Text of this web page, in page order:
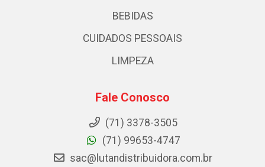
BEBIDAS
CUIDADOS PESSOAIS
LIMPEZA
Fale Conosco
(71) 3378-3505
(71) 99653-4747
sac@lutandistribuidora.com.br